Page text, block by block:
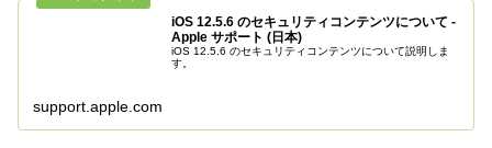
iOS 12.5.6 のセキュリティコンテンツについて -
Apple サポート (日本)
iOS 12.5.6 のセキュリティコンテンツについて説明しま
す。
support.apple.com